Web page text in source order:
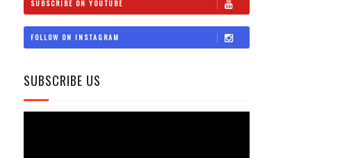
SUBSCRIBE ON YOUTUBE
FOLLOW ON INSTAGRAM
SUBSCRIBE US